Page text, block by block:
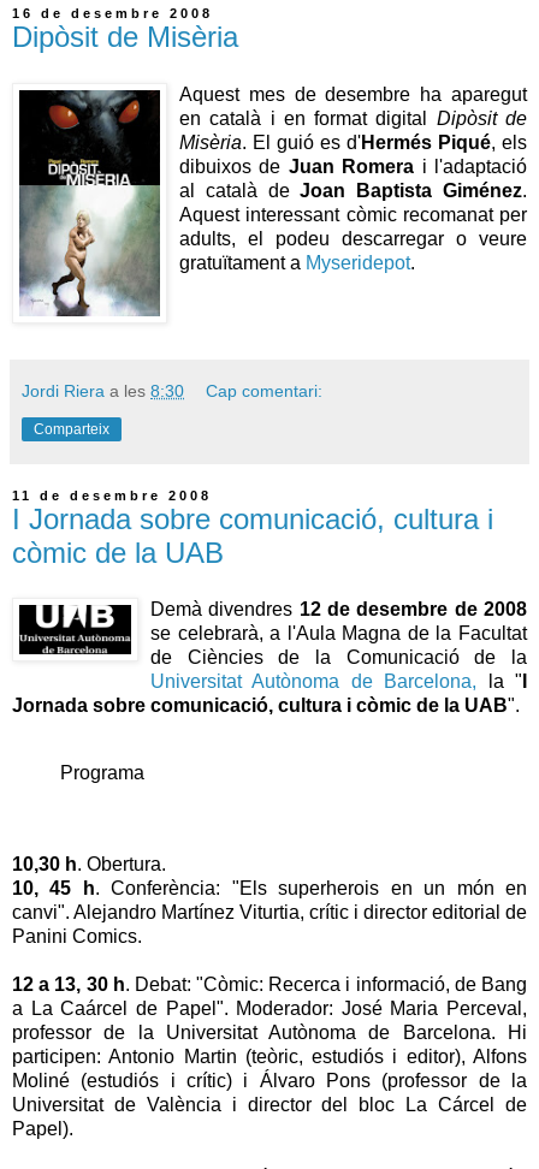
16 de desembre 2008
Dipòsit de Misèria
Aquest mes de desembre ha aparegut
en català i en format digital Dipòsit de
Misèria. El guió es d'Hermés Piqué, els
dibuixos de Juan Romera i l'adaptació
al català deJoan Baptista Giménez.
Aquest interessant còmic recomanat per
adults, el podeu descarregar o veure
gratuïtament a Myseridepot.
Jordi Riera a les 8:30 Cap comentari:
Comparteix
11 de desembre 2008
I Jornada sobre comunicació, cultura i
còmic de la UAB
Demà divendres 12 de desembre de 2008
se celebrarà, a l'Aula Magna de la Facultat
de Ciències de la Comunicació de la
Universitat Autònoma de Barcelona, la "
Jornada sobre comunicació, cultura i còmic de la UAB".
Programa
10,30 h. Obertura.
10, 45 h. Conferència: "Els superherois en un món en
canvi". Alejandro Martínez Viturtia, crític i director editorial de
Panini Comics.
12 a 13, 30 h. Debat: "Còmic: Recerca i informació, de Bang
a La Caárcel de Papel". Moderador: José Maria Perceval,
professor de la Universitat Autònoma de Barcelona. Hi
participen: Antonio Martin (teòric, estudiós i editor), Alfons
Moliné (estudiós i crític) i Álvaro Pons (professor de la
Universitat de València i director del bloc La Cárcel de
Papel).